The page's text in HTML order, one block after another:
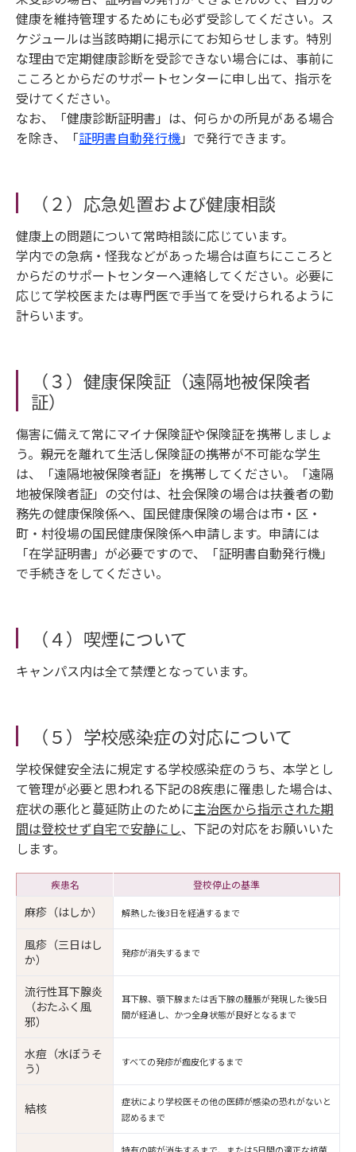
健康を維持管理するためにも必ず受診してください。ス
ケジュールは当該時期に掲示にてお知らせします。特別
な理由で定期健康診断を受診できない場合には、事前に
こころとからだのサポートセンターに申し出て、指示を
受けてください。
なお、「健康診断証明書」は、何らかの所見がある場合
を除き、「証明書自動発行機」で発行できます。
（２）応急処置および健康相談
健康上の問題について常時相談に応じています。
学内での急病・怪我などがあった場合は直ちにこころと
からだのサポートセンターへ連絡してください。必要に
応じて学校医または専門医で手当てを受けられるように
計らいます。
（３）健康保険証（遠隔地被保険者
証）
傷害に備えて常にマイナ保険証や保険証を携帯しましょ
う。親元を離れて生活し保険証の携帯が不可能な学生
は、「遠隔地被保険者証」を携帯してください。「遠隔
地被保険者証」の交付は、社会保険の場合は扶養者の勤
務先の健康保険係へ、国民健康保険の場合は市・区・
町・村役場の国民健康保険係へ申請します。申請には
「在学証明書」が必要ですので、「証明書自動発行機」
で手続きをしてください。
（４）喫煙について
キャンパス内は全て禁煙となっています。
（５）学校感染症の対応について
学校保健安全法に規定する学校感染症のうち、本学とし
て管理が必要と思われる下記の8疾患に罹患した場合は、
症状の悪化と蔓延防止のために主治医から指示された期
間は登校せず自宅で安静にし、下記の対応をお願いいた
します。
疾患名 登校停止の基準
麻疹（はしか） 解熱した後3日を経過するまで
風疹（三日はし
か）
発疹が消失するまで
流行性耳下腺炎
（おたふく風
邪）
耳下腺、顎下腺または舌下腺の腫脹が発現した後5日
間が経過し、かつ全身状態が良好となるまで
水痘（水ぼうそ
う）
すべての発疹が痂皮化するまで
結核
症状により学校医その他の医師が感染の恐れがないと
認めるまで
特有の咳が消失するまで、または5日間の適正な抗菌